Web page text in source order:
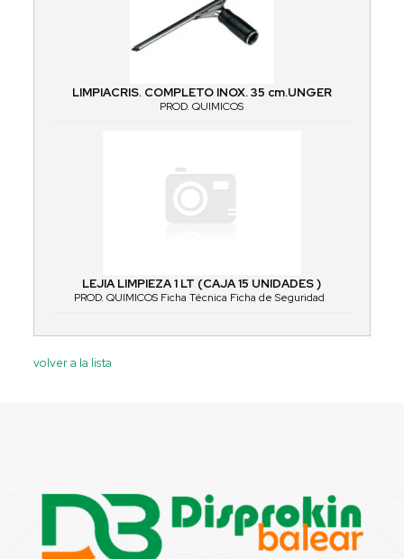
LIMPIACRIS. COMPLETO INOX. 35 cm.UNGER
PROD. QUIMICOS
LEJIA LIMPIEZA 1 LT (CAJA 15 UNIDADES )
PROD. QUIMICOS Ficha Técnica Ficha de Seguridad
volver a la lista